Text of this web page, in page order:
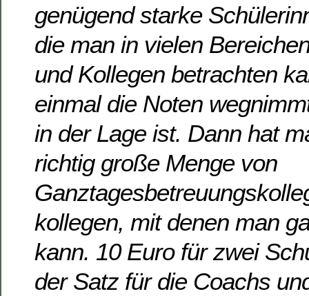
genügend starke
die man in vielen
und Kollegen betrachten
einmal die Noten
in der Lage ist. Dann hat
richtig große Menge von
kollegen, mit denen man
kann. 10 Euro für zwei
der Satz für die Coachs